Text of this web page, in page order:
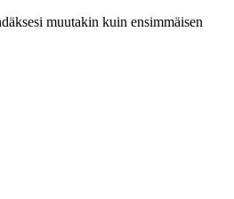
muutakin kuin ensimmäisen